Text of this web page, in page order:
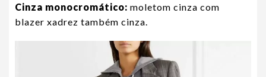
Cinza monocromático: moletom cinza com
blazer xadrez também cinza.